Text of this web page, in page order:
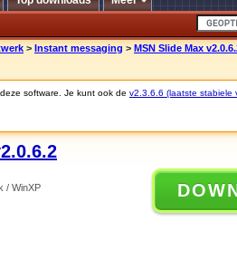
> Instant messaging > MSN Slide Max
software. Je kunt ook de v2.3.6.6 (laatste stabiele
/ WinXP